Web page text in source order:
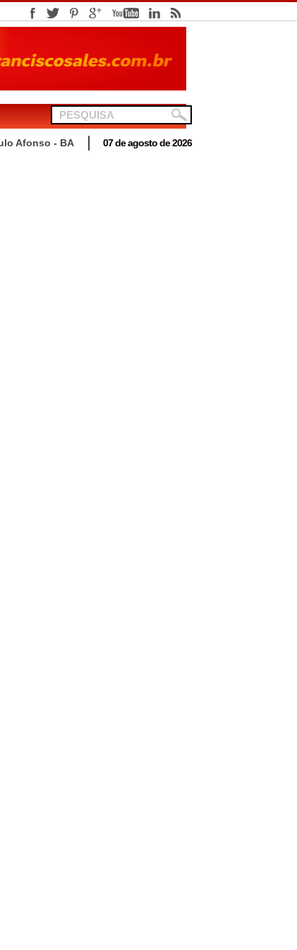
em Antas
mutirão penal “Pena Justa”
Afonso - BA 07 de agosto de 2026